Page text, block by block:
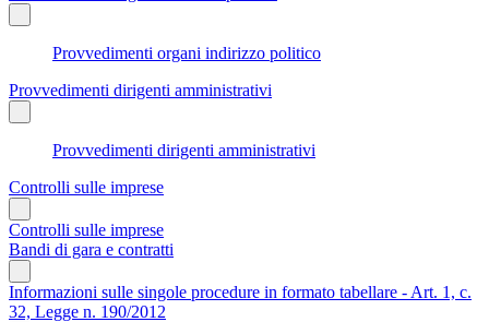
Provvedimenti organi indirizzo politico
Provvedimenti dirigenti amministrativi
Provvedimenti dirigenti amministrativi
Controlli sulle imprese
Controlli sulle imprese
Bandi di gara e contratti
Informazioni sulle singole procedure in formato tabellare - Art. 1, c.
32, Legge n. 190/2012